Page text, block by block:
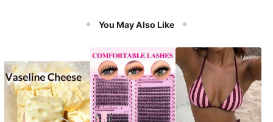
You May Also Like